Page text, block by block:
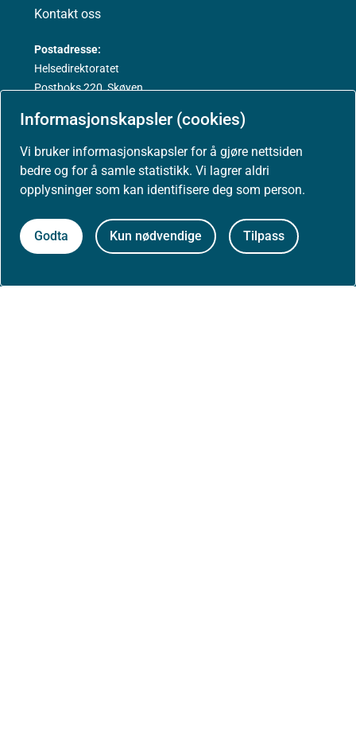
Informasjonskapsler (cookies)
Vi bruker informasjonskapsler for å gjøre nettsiden
bedre og for å samle statistikk. Vi lagrer aldri
opplysninger som kan identifisere deg som person.
Godta Kun nødvendige Tilpass
Kontakt oss
Postadresse:
Helsedirektoratet
Postboks 220, Skøyen
Aktuelt
Nyheter
Arrangementer